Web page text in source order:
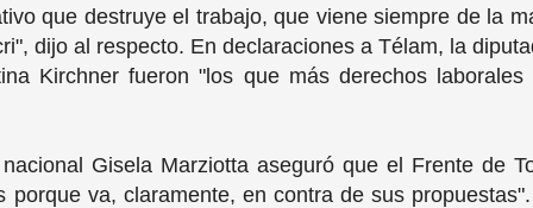
que destruye el trabajo, que viene siempre de la
dijo al respecto. En declaraciones a Télam, la
Kirchner fueron "los que más derechos
Gisela Marziotta aseguró que el Frente de
porque va, claramente, en contra de sus